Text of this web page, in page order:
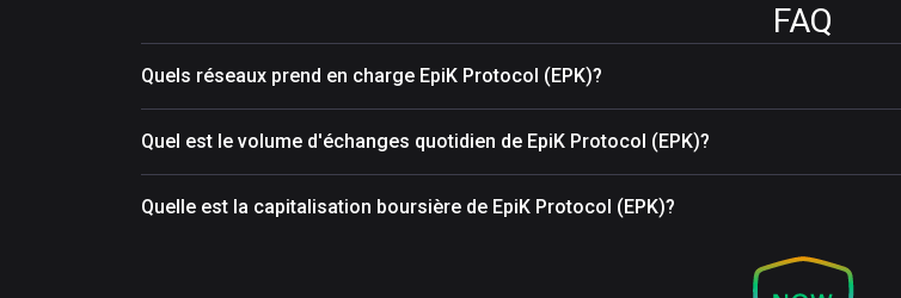
FAQ
Quels réseaux prend en charge EpiK Protocol (EPK)?
Quel est le volume d'échanges quotidien de EpiK Protocol (EPK)?
Quelle est la capitalisation boursière de EpiK Protocol (EPK)?